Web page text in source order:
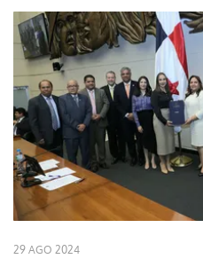
29 AGO 2024